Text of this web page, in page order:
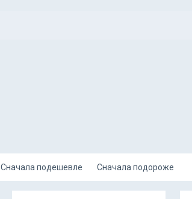
Сначала подешевле Сначала подороже